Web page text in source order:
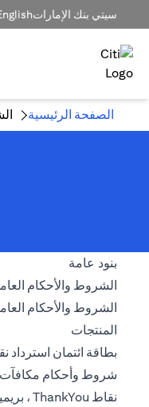
سيتي بنك الإمارات
الصفحة الرئيسية
بنود عامة
الشروط والأحكام
الشروط والأحكام العامة
المنتجات
بطاقة ائتمان استرداد
شروط وأحكام مكافآت
نقاط ThankYou ، بريميير مايلز، سيتي دولارز، شروط وأحكام برامج المكافآت